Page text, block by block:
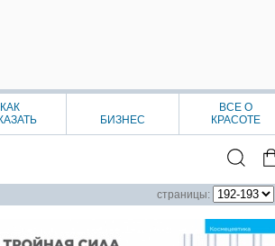
КАК
БИЗНЕС
ВСЕ О
КРАСОТЕ
страницы: